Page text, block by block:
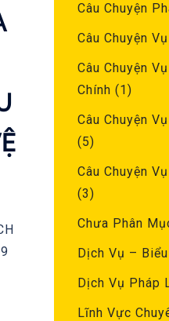
Câu Chuyện
Câu Chuyện
Câu Chuyện
Chính (1)
Câu Chuyện
(5)
Câu Chuyện
(3)
Chưa Phân
Dịch Vụ –
Dịch Vụ Pháp
Lĩnh Vực